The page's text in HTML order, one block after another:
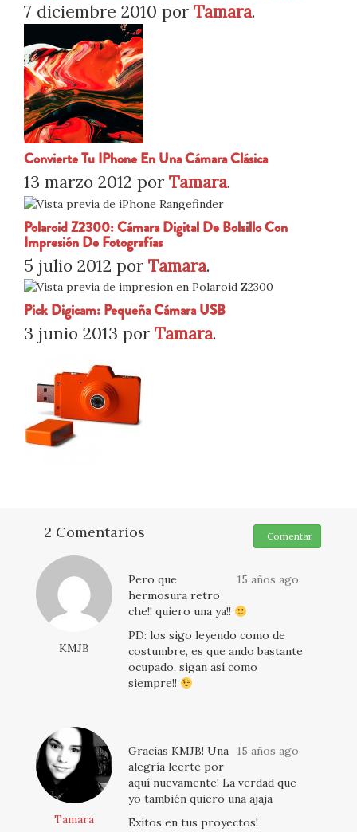
7 diciembre 2010 por Tamara.
Convierte Tu IPhone En Una Cámara Clásica
13 marzo 2012 por Tamara.
Polaroid Z2300: Cámara Digital De Bolsillo Con
Impresión De Fotografías
5 julio 2012 por Tamara.
Pick Digicam: Pequeña Cámara USB
3 junio 2013 por Tamara.
2 Comentarios Comentar
KMJB
15 años ago
Pero que
hermosura retro
che!! quiero una ya!!
PD: los sigo leyendo como de
costumbre, es que ando bastante
ocupado, sigan así como
siempre!!
Tamara
15 años ago
Gracias KMJB! Una
alegría leerte por
aquí nuevamente! La verdad que
yo también quiero una ajaja
Exitos en tus proyectos!